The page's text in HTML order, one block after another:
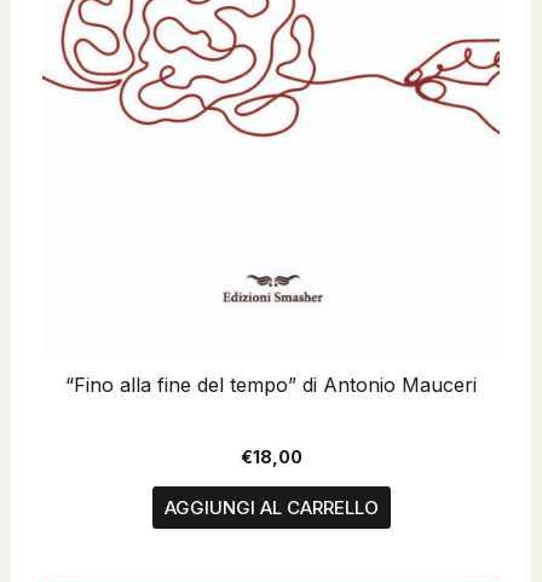
“Fino alla fine del tempo” di Antonio Mauceri
€18,00
AGGIUNGI AL CARRELLO